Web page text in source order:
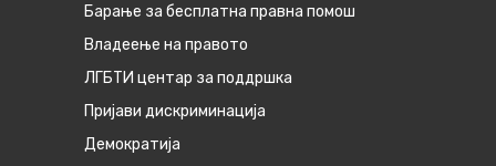
Барање за бесплатна правна помош
Владеење на правото
ЛГБТИ центар за поддршка
Пријави дискриминација
Демократија